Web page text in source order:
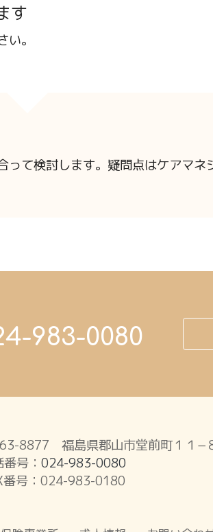
す
。
て検討します。疑問点はケアマネ
983-0080
8877 福島県郡山市堂前町１１−
号： 024-983-0080
番号：024-983-0180